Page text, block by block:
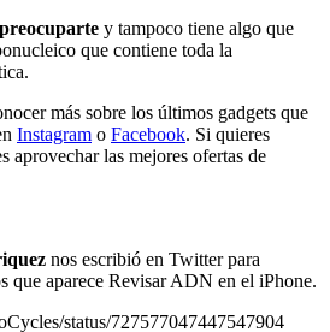
y tampoco tiene algo que
que contiene toda la
más sobre los últimos gadgets que
Instagram o Facebook. Si quieres
aprovechar las mejores ofertas de
nos escribió en Twitter para
que aparece Revisar ADN en el iPhone.
status/727577047447547904